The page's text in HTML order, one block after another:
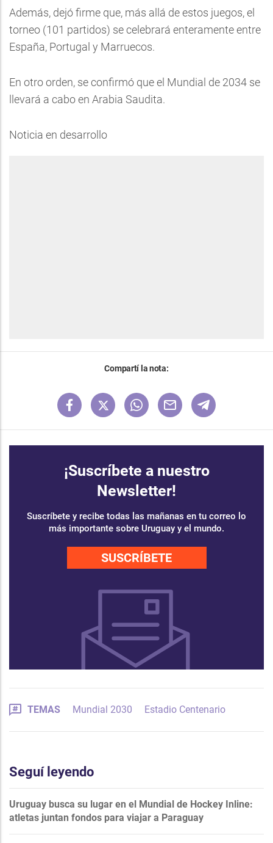
Además, dejó firme que, más allá de estos juegos, el
torneo (101 partidos) se celebrará enteramente entre
España, Portugal y Marruecos.
En otro orden, se confirmó que el Mundial de 2034 se
llevará a cabo en Arabia Saudita.
Noticia en desarrollo
Compartí la nota:
¡Suscríbete a nuestro
Newsletter!
Suscríbete y recibe todas las mañanas en tu correo lo
más importante sobre Uruguay y el mundo.
SUSCRÍBETE
TEMAS Mundial 2030 Estadio Centenario
Seguí leyendo
Uruguay busca su lugar en el Mundial de Hockey Inline:
atletas juntan fondos para viajar a Paraguay